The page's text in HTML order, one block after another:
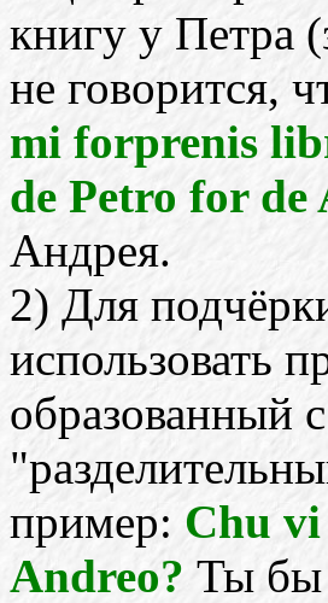
книгу у Петра
не говорится,
mi forprenis
de Petro for de
Андрея.
2) Для
использовать
образованный
пример: Chu
Andreo? Ты бы